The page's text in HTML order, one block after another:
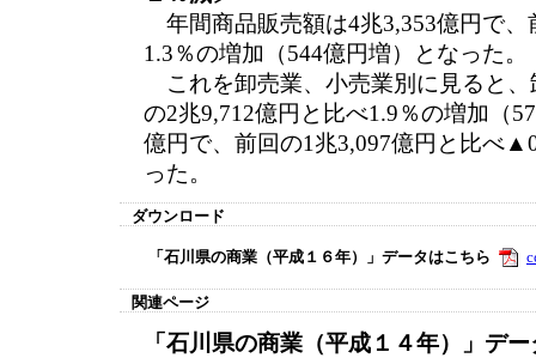
年間商品販売額は4兆3,353億円で、
1.3％の増加（544億円増）となった。
これを卸売業、小売業別に見ると、
の2兆9,712億円と比べ1.9％の増加（
億円で、前回の1兆3,097億円と比べ
った。
ダウンロード
「石川県の商業（平成１６年）」データはこちら
関連ページ
「石川県の商業（平成１４年）」デ